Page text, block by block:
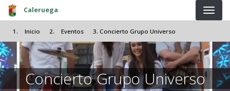
Pasar al contenido principal
Caleruega
Inicio Eventos Concierto Grupo Universo
Concierto Grupo Universo